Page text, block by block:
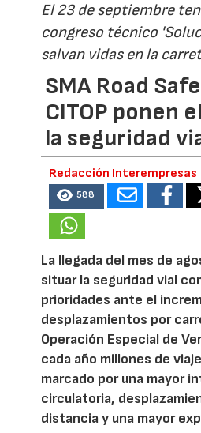
El 23 de septiembre
congreso técnico
salvan vidas en la
SMA Road
CITOP ponen
la seguridad
Redacción Interempresas
588
La llegada del mes de
situar la seguridad vial
prioridades ante el
desplazamientos por
Operación Especial de
cada año millones de
marcado por una mayor
circulatoria,
distancia y una mayor